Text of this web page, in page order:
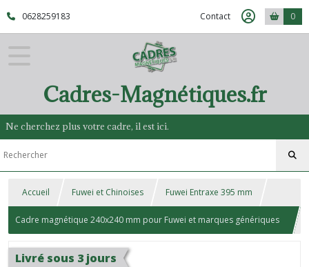
0628259183 Contact 0
Cadres-Magnétiques.fr
Ne cherchez plus votre cadre, il est ici.
Accueil Fuwei et Chinoises Fuwei Entraxe 395 mm
Cadre magnétique 240x240 mm pour Fuwei et marques génériques
Chinoises 395
Livré sous 3 jours